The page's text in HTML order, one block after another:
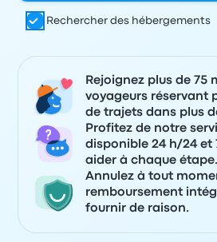
Rechercher des hébergements
Rejoignez plus de 75
voyageurs réservant
de trajets dans plus
Profitez de notre
disponible 24 h/24 et
aider à chaque étape.
Annulez à tout
remboursement
fournir de raison.